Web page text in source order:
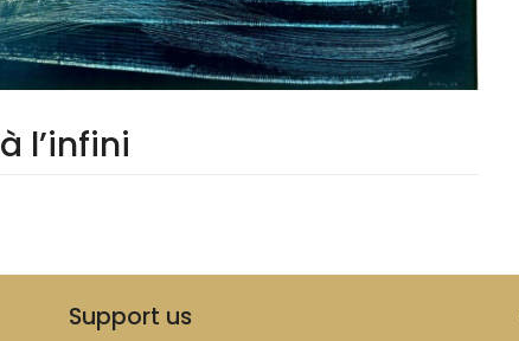
l’infini
Support us